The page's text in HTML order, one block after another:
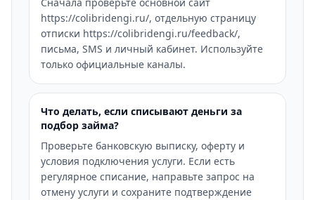
https://colibridengi.ru/, отдельную страницу
отписки https://colibridengi.ru/feedback/,
письма, SMS и личный кабинет. Используйте
только официальные каналы.
Что делать, если списывают деньги за
подбор займа?
Проверьте банковскую выписку, оферту и
условия подключения услуги. Если есть
регулярное списание, направьте запрос на
отмену услуги и сохраните подтверждение